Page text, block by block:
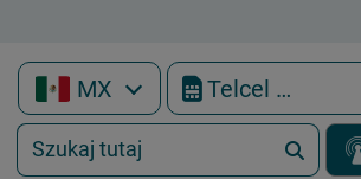
MX Telcel Mobile